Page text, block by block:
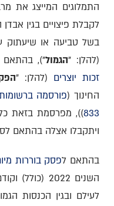
התמלוגים המייצג את
לקבלת פיצויים בגין
בשל טביעה או שיעתוק
(להלן: "הגמול"), בהתאם
זכות יוצרים (להלן: "
החינוך (
833)), מפרסמת בזאת
ויתקבלו אצלה בהתאם לסעיף 3ד' לפקודה
בהתאם לפסק בוררות מיום